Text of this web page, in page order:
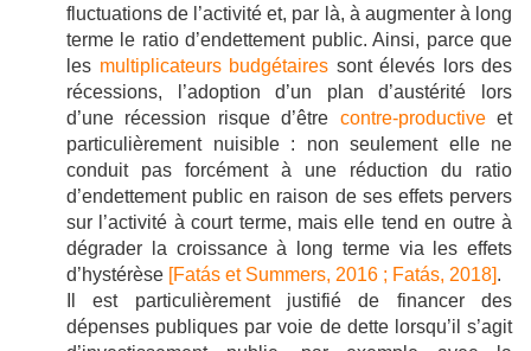
fluctuations de l’activité et, par là, à augmenter à long
terme le ratio d’endettement public. Ainsi, parce que
les multiplicateurs budgétaires sont élevés lors des
récessions, l’adoption d’un plan d’austérité lors
d’une récession risque d’être contre-productiveet
particulièrement nuisible : non seulement elle ne
conduit pas forcément à une réduction du ratio
d’endettement public en raison de ses effets pervers
sur l’activité à court terme, mais elle tend en outre à
dégrader la croissance à long terme via les effets
d’hystérèse [Fatás et Summers, 2016 ; Fatás, 2018].
Il est particulièrement justifié de financer des
dépenses publiques par voie de dette lorsqu’il s’agit